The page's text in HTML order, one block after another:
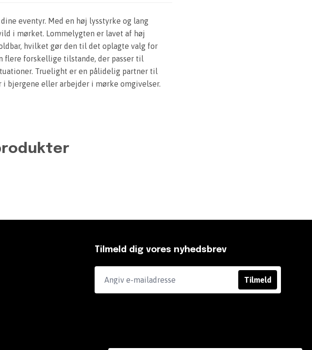
eventyr. Med en høj lysstyrke og lang
i mørket. Lommelygten er lavet af høj
hvilket gør den til det oplagte valg for
flere forskellige tilstande, der passer til
Truelight er en pålidelig partner til
i bjergene eller arbejder i mørke omgivelser.
Tilmeld dig vores nyhedsbrev
Tilmeld